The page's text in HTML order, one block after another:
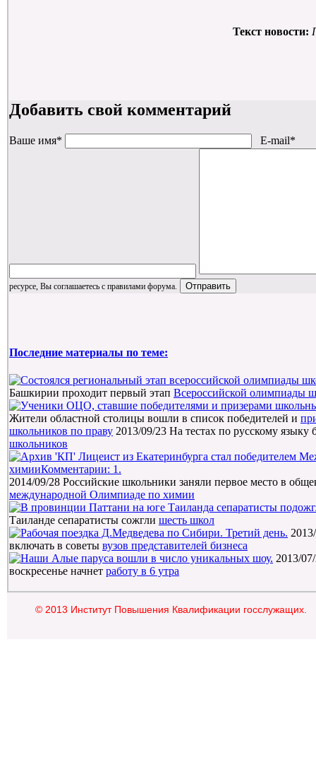
Текст новости:
Добавить свой комментарий
Ваше имя* E-mail*
ресурсе, Вы соглашаетесь с правилами форума.
Последние материалы по теме:
Башкирии проходит первый этап Всероссийской олимпиады
Жители областной столицы вошли в список победителей и
школьников по праву 2013/09/23 На тестах по русскому языку
школьников
2014/09/28 Российские школьники заняли первое место в
международной Олимпиаде по химии
Таиланде сепаратисты сожгли шесть школ
включать в советы вузов представителей бизнеса
2013/
воскресенье начнет работу в 6 утра
© 2013 Институт Повышения Квалификации госслужащих.